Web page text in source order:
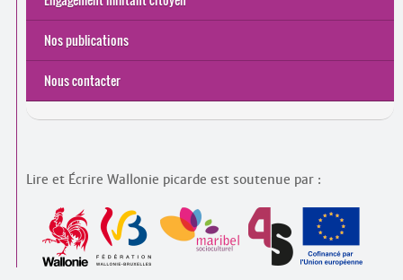
Nos publications
Nous contacter
Lire et Écrire Wallonie picarde est soutenue par :